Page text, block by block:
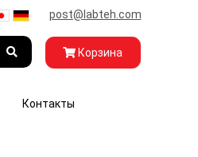
post@labteh.com
Корзина
Контакты